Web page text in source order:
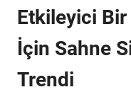
Etkileyici Bir
İçin Sahne
Trendi